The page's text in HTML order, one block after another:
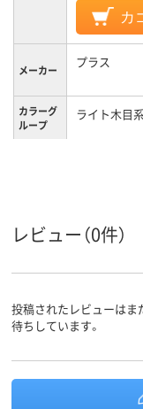
カ
メーカー プラス
カラーグ
ループ
ライト木目
レビュー（0件）
投稿されたレビューはま
待ちしています。